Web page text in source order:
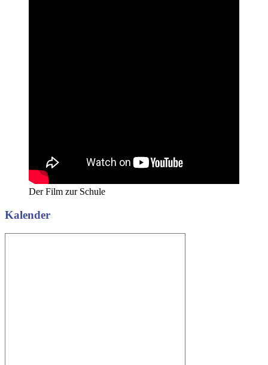
Der Film zur Schule
Kalender